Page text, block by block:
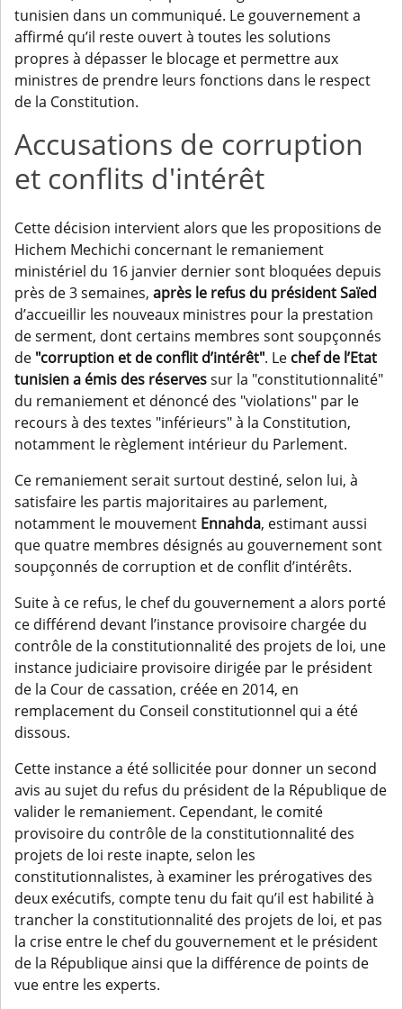
tunisien dans un communiqué. Le gouvernement a
affirmé qu’il reste ouvert à toutes les solutions
propres à dépasser le blocage et permettre aux
ministres de prendre leurs fonctions dans le respect
de la Constitution.
Accusations de corruption
et conflits d'intérêt
Cette décision intervient alors que les propositions de
Hichem Mechichi concernant le remaniement
ministériel du 16 janvier dernier sont bloquées depuis
près de 3 semaines, après le refus du présidentSaïed
d’accueillir les nouveaux ministres pour la prestation
de serment, dont certains membres sont soupçonnés
de "corruption et de conflit d’intérêt". Le chef de l’Etat
tunisien a émis des réservessur la "constitutionnalité"
du remaniement et dénoncé des "violations" par le
recours à des textes "inférieurs" à la Constitution,
notamment le règlement intérieur du Parlement.
Ce remaniement serait surtout destiné, selon lui, à
satisfaire les partis majoritaires au parlement,
notamment le mouvement Ennahda, estimant aussi
que quatre membres désignés au gouvernement sont
soupçonnés de corruption et de conflit d’intérêts.
Suite à ce refus, le chef du gouvernement a alors porté
ce différend devant l’instance provisoire chargée du
contrôle de la constitutionnalité des projets de loi, une
instance judiciaire provisoire dirigée par le président
de la Cour de cassation, créée en 2014, en
remplacement du Conseil constitutionnel qui a été
dissous.
Cette instance a été sollicitée pour donner un second
avis au sujet du refus du président de la République de
valider le remaniement. Cependant, le comité
provisoire du contrôle de la constitutionnalité des
projets de loi reste inapte, selon les
constitutionnalistes, à examiner les prérogatives des
deux exécutifs, compte tenu du fait qu’il est habilité à
trancher la constitutionnalité des projets de loi, et pas
la crise entre le chef du gouvernement et le président
de la République ainsi que la différence de points de
vue entre les experts.